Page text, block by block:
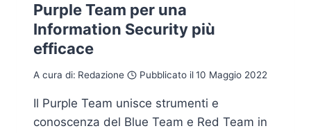
Purple Team per una
Information Security più
efficace
A cura di: Redazione Pubblicato il10 Maggio 2022
Il Purple Team unisce strumenti e
conoscenza del Blue Team e Red Team in